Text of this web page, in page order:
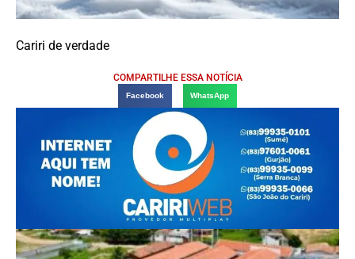
Cariri de verdade
COMPARTILHE ESSA NOTÍCIA
Facebook WhatsApp